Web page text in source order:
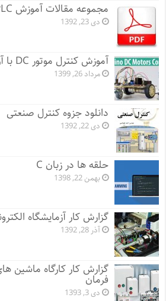
مجموعه مقالات آموزش PLC
دی 23, 1392
آموزش کنترل موتور DC با آردوینو
مرداد 26, 1399
دانلود جزوه کنترل صنعتی
دی 22, 1392
حلقه ها در زبان C
بهمن 22, 1398
گزارش کار آزمایشگاه
آذر 28, 1392
گزارش کار کارگاه ماشین
فرمان
دی 3, 1393